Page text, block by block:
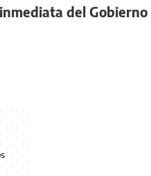
del Gobierno